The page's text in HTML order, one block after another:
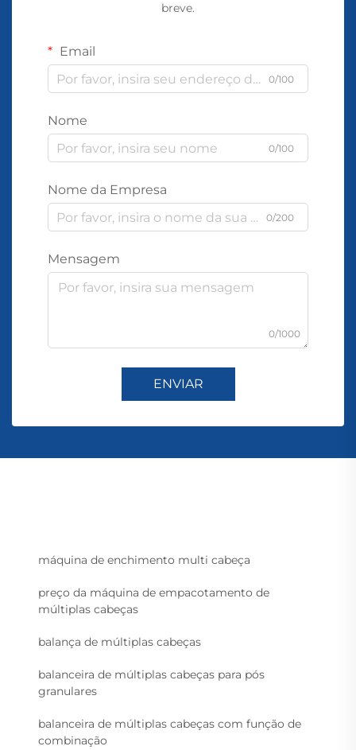
breve.
Email
0/100
Nome
0/100
Nome da Empresa
0/200
Mensagem
0/1000
ENVIAR
máquina de enchimento multi cabeça
preço da máquina de empacotamento de
múltiplas cabeças
balança de múltiplas cabeças
balanceira de múltiplas cabeças para pós
granulares
balanceira de múltiplas cabeças com função de
combinação